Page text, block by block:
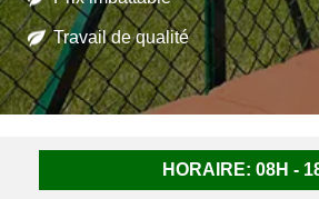
Travail de qualité
HORAIRE: 08H -